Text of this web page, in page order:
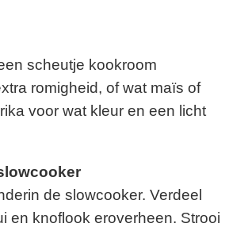
scheutje kookroom
romigheid, of wat maïs of
voor wat kleur en een licht
de slowcooker. Verdeel
en knoflook eroverheen. Strooi